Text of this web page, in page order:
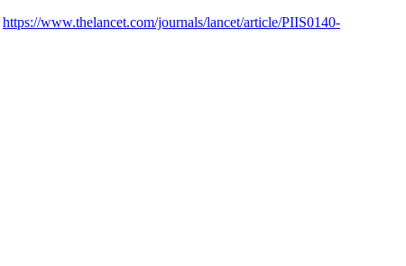
https://www.thelancet.com/journals/lancet/article/PIIS0140-